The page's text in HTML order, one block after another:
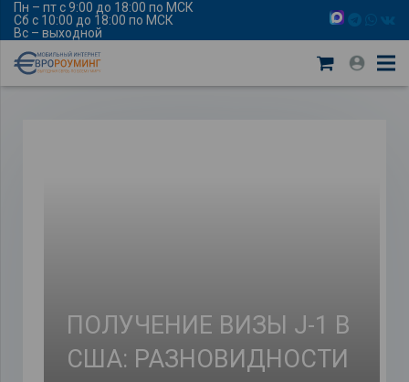
Пн – пт с 9:00 до 18:00 по МСК
Сб с 10:00 до 18:00 по МСК
Вс – выходной
ПОЛУЧЕНИЕ ВИЗЫ J-1 В
США: РАЗНОВИДНОСТИ